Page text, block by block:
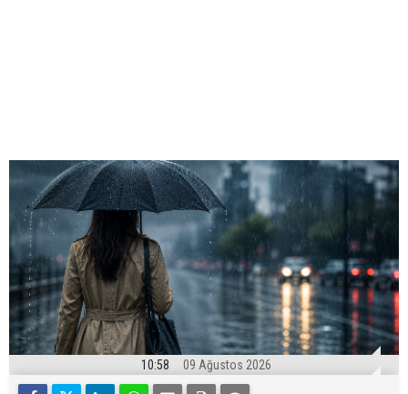
10:58 09 Ağustos 2026